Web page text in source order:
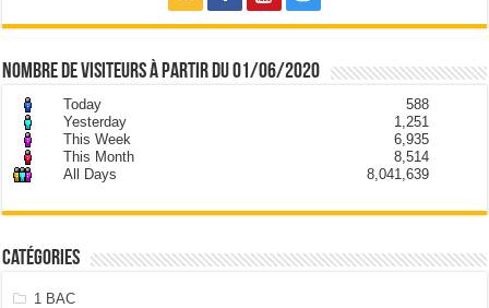
nombre de visiteurs à partir du 01/06/2020
Today
588
Yesterday
1,251
This Week
6,935
This Month
8,514
All Days
8,041,639
Catégories
1 BAC